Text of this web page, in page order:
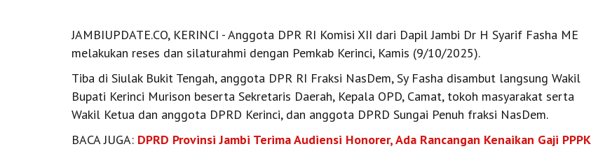
JAMBIUPDATE.CO, KERINCI - Anggota DPR RI Komisi XII dari Dapil Jambi Dr H Syarif Fasha ME
melakukan reses dan silaturahmi dengan Pemkab Kerinci, Kamis (9/10/2025).
Tiba di Siulak Bukit Tengah, anggota DPR RI Fraksi NasDem, Sy Fasha disambut langsung Wakil
Bupati Kerinci Murison beserta Sekretaris Daerah, Kepala OPD, Camat, tokoh masyarakat serta
Wakil Ketua dan anggota DPRD Kerinci, dan anggota DPRD Sungai Penuh fraksi NasDem.
BACA JUGA: DPRD Provinsi Jambi Terima Audiensi Honorer, Ada Rancangan Kenaikan Gaji PPPK